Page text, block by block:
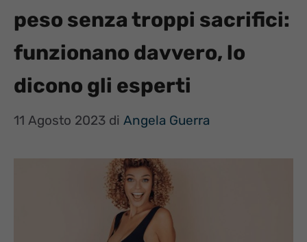
peso senza troppi sacrifici:
funzionano davvero, lo
dicono gli esperti
11 Agosto 2023 di Angela Guerra